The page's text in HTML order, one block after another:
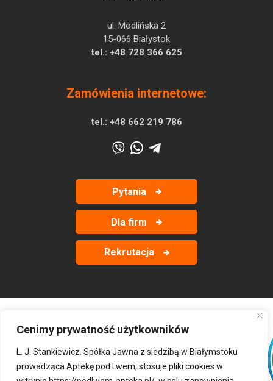
Cenimy prywatność użytkowników
L. J. Stankiewicz. Spółka Jawna z siedzibą w Białymstoku
prowadząca Aptekę pod Lwem, stosuje pliki cookies w
ul. Modlińska 2
15-066 Białystok
tel.: +48 728 366 625
Zamówienia internetowe:
tel.: +48 662 219 786
Pytania
Dla firm
Rekrutacja
‹